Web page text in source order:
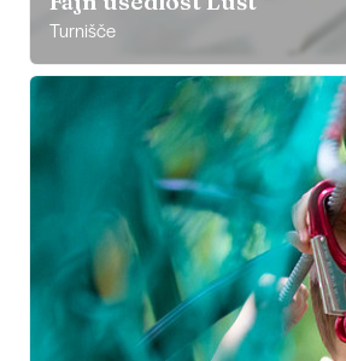
Turnišče